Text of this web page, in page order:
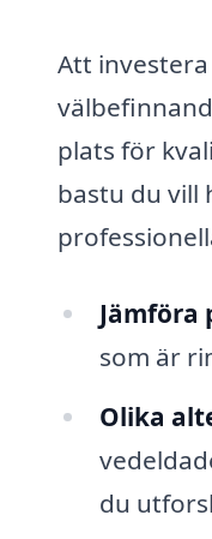
Att
plats för
bastu du vill
Jämföra
som är
Olika
du